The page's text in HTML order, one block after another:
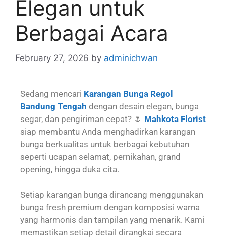
Elegan untuk
Berbagai Acara
February 27, 2026 by adminichwan
Sedang mencari Karangan Bunga Regol
Bandung Tengah dengan desain elegan, bunga
segar, dan pengiriman cepat? 🌷 Mahkota Florist
siap membantu Anda menghadirkan karangan
bunga berkualitas untuk berbagai kebutuhan
seperti ucapan selamat, pernikahan, grand
opening, hingga duka cita.
Setiap karangan bunga dirancang menggunakan
bunga fresh premium dengan komposisi warna
yang harmonis dan tampilan yang menarik. Kami
memastikan setiap detail dirangkai secara